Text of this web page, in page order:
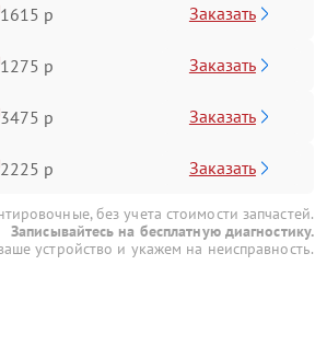
1615 р Заказать
1275 р Заказать
3475 р Заказать
2225 р Заказать
без учета стоимости запчастей.
Записывайтесь на бесплатную диагностику.
устройство и укажем на неисправность.